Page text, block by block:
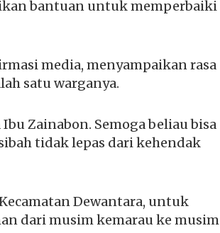
bantuan untuk memperbaiki
media, menyampaikan rasa
satu warganya.
Zainabon. Semoga beliau bisa
tidak lepas dari kehendak
Dewantara, untuk
dari musim kemarau ke musim